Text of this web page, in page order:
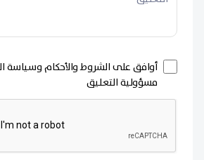
أوافق على الشروط والأحكام وسياسة
مسؤولية التعليق